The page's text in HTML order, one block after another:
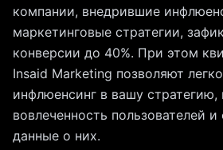
компании, внедрившие
маркетинговые стратегии,
конверсии до 40%. При этом
Insaid Marketing позволяют
инфлюенсинг в вашу
вовлеченность пользователей
данные о них.